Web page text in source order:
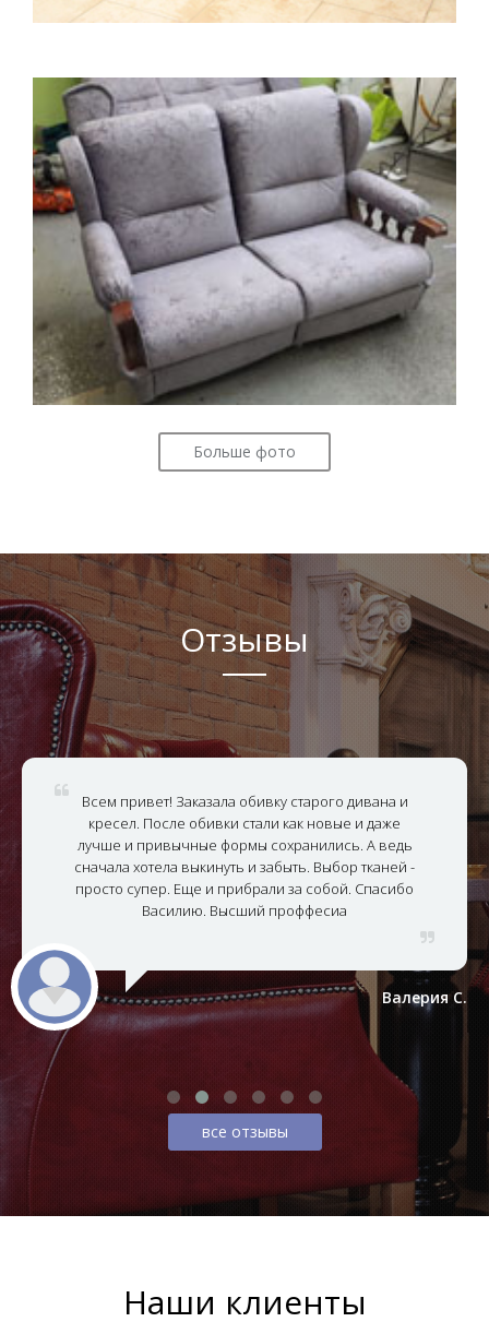
Больше фото
Отзывы
Всем привет! Заказала обивку старого дивана и
кресел. После обивки стали как новые и даже
лучше и привычные формы сохранились. А ведь
сначала хотела выкинуть и забыть. Выбор тканей -
просто супер. Еще и прибрали за собой. Спасибо
Василию. Высший проффесиа
Валерия С.
все отзывы
Наши клиенты